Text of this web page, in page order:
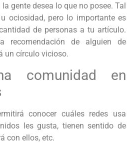
gente desea lo que no posee. Tal
ociosidad, pero lo importante es
de personas a tu artículo.
recomendación de alguien de
un círculo vicioso.
comunidad en
conocer cuáles redes usa
les gusta, tienen sentido de
con ellos, etc.